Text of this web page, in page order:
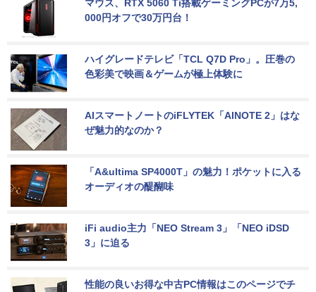
マウス、RTX 5060 Ti搭載ゲーミングPCが7万5,
000円オフで30万円台！
ハイグレードテレビ「TCL Q7D Pro」。圧巻の
色彩美で映画＆ゲームが極上体験に
AIスマートノートのiFLYTEK「AINOTE 2」はな
ぜ魅力的なのか？
「A&ultima SP4000T」の魅力！ポケットに入る
オーディオの醍醐味
iFi audio主力「NEO Stream 3」「NEO iDSD
3」に迫る
性能の良いお得な中古PC情報はこのページでチ